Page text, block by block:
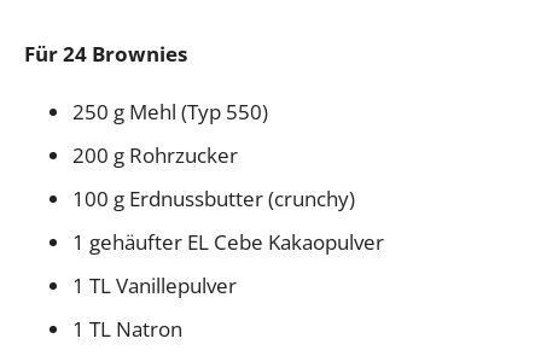
Für 24 Brownies
250 g Mehl (Typ 550)
200 g Rohrzucker
100 g Erdnussbutter (crunchy)
1 gehäufter EL Cebe Kakaopulver
1 TL Vanillepulver
1 TL Natron